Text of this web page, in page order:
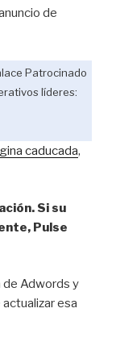
de
Patrocinado
líderes:
caducada,
Si su
Pulse
de Adwords y
esa